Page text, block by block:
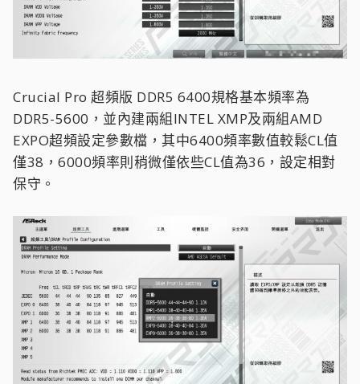
Crucial Pro 超頻版 DDR5 6400規格基本頻率為
DDR5-5600，並內建兩組INTEL XMP及兩組AMD
EXPO超頻設定參數檔，其中6400頻率數值較鬆CL值
僅38，6000頻率則稍微僅依些CL值為36，設定相對
保守。